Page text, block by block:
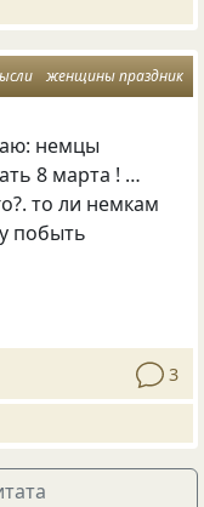
женщины праздник
немцы
8 марта ! …
то ли немкам
побыть
3